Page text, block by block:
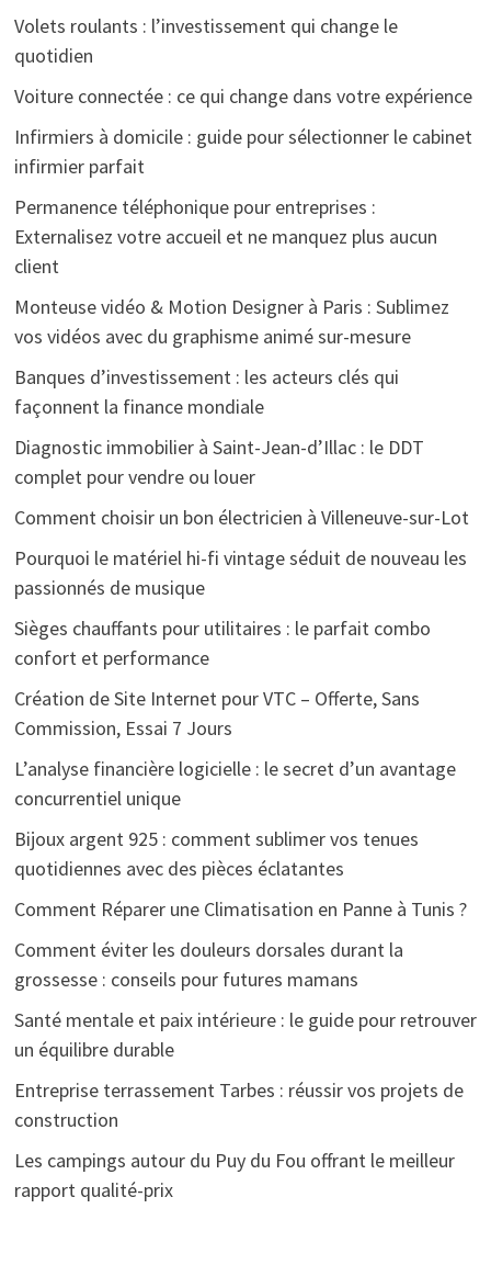
Volets roulants : l’investissement qui change le
quotidien
Voiture connectée : ce qui change dans votre expérience
Infirmiers à domicile : guide pour sélectionner le cabinet
infirmier parfait
Permanence téléphonique pour entreprises :
Externalisez votre accueil et ne manquez plus aucun
client
Monteuse vidéo & Motion Designer à Paris : Sublimez
vos vidéos avec du graphisme animé sur-mesure
Banques d’investissement : les acteurs clés qui
façonnent la finance mondiale
Diagnostic immobilier à Saint-Jean-d’Illac : le DDT
complet pour vendre ou louer
Comment choisir un bon électricien à Villeneuve-sur-Lot
Pourquoi le matériel hi-fi vintage séduit de nouveau les
passionnés de musique
Sièges chauffants pour utilitaires : le parfait combo
confort et performance
Création de Site Internet pour VTC – Offerte, Sans
Commission, Essai 7 Jours
L’analyse financière logicielle : le secret d’un avantage
concurrentiel unique
Bijoux argent 925 : comment sublimer vos tenues
quotidiennes avec des pièces éclatantes
Comment Réparer une Climatisation en Panne à Tunis ?
Comment éviter les douleurs dorsales durant la
grossesse : conseils pour futures mamans
Santé mentale et paix intérieure : le guide pour retrouver
un équilibre durable
Entreprise terrassement Tarbes : réussir vos projets de
construction
Les campings autour du Puy du Fou offrant le meilleur
rapport qualité-prix